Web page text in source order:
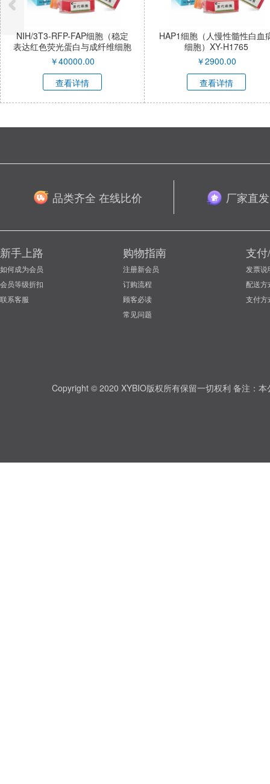
RFP-FAP细胞（稳定
荧光蛋白与成纤维细胞
白α小鼠胚胎成纤维细
）XY-M053R-SL
40000.00
HAP1细胞（人慢性髓性白血病
细胞）XY-H1765
品类齐全 在线比价 厂家直
新手上路
如何成为会员
会员等级折扣
联系客服
购物指南
注册新会员
订购流程
顾客必读
常见问题
支
发票说
配送方
支付方
Copyright © 2020 XYBIO版权所有保留一切权利 备注：